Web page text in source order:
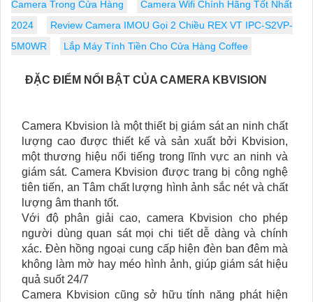
Camera Trong Cửa Hàng
Camera Wifi Chính Hãng Tốt Nhất
2024
Review Camera IMOU Gọi 2 Chiều REX VT IPC-S2VP-
5M0WR
Lắp Máy Tính Tiền Cho Cửa Hàng Coffee
ĐẶC ĐIỂM NỔI BẬT CỦA CAMERA KBVISION
Camera Kbvision là một thiết bị giám sát an ninh chất
lượng cao được thiết kế và sản xuất bởi Kbvision,
một thương hiệu nổi tiếng trong lĩnh vực an ninh và
giám sát. Camera Kbvision được trang bị công nghệ
tiên tiến, an Tâm chất lượng hình ảnh sắc nét và chất
lượng âm thanh tốt.
Với độ phân giải cao, camera Kbvision cho phép
người dùng quan sát mọi chi tiết dễ dàng và chính
xác. Đèn hồng ngoại cung cấp hiện đèn ban đêm mà
không làm mờ hay méo hình ảnh, giúp giám sát hiệu
quả suốt 24/7
Camera Kbvision cũng sở hữu tính năng phát hiện